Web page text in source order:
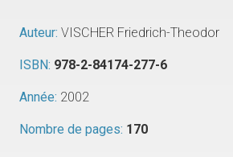
Auteur: VISCHER Friedrich-Theodor
ISBN: 978-2-84174-277-6
Année: 2002
Nombre de pages: 170